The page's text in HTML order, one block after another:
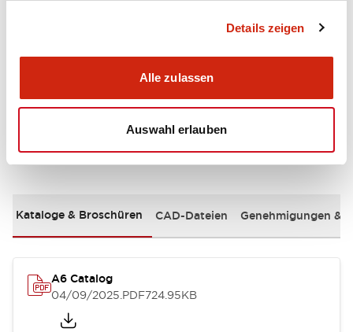
Details zeigen
Alle zulassen
Auswahl erlauben
Dokumente und Dateien
Kataloge & Broschüren CAD-Dateien Genehmigungen &
A6 Catalog
04/09/2025.PDF724.95KB